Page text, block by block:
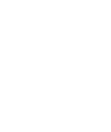
bir figürdür.
Bu yüzden
ve
da saygı görür.